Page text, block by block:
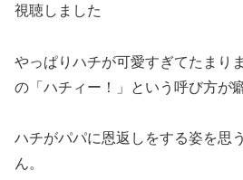
視聴しました
やっぱりハチが可愛すぎてたまり
の「ハチィー！」という呼び方が
ハチがパパに恩返しをする姿を思
ん。